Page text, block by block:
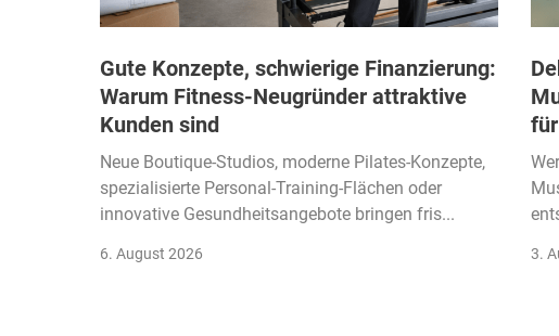
Gute Konzepte, schwierige Finanzierung:
Warum Fitness-Neugründer attraktive
Kunden sind
Neue Boutique-Studios, moderne Pilates-Konzepte,
spezialisierte Personal-Training-Flächen oder
innovative Gesundheitsangebote bringen fris...
6. August 2026 3.